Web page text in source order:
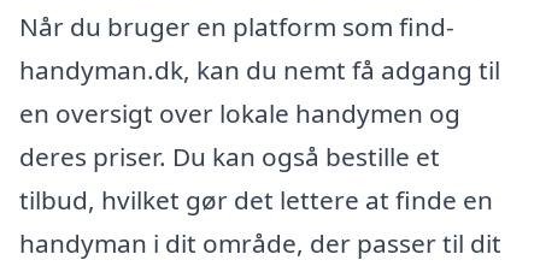
Når du bruger en platform som find-
handyman.dk, kan du nemt få adgang til
en oversigt over lokale handymen og
deres priser. Du kan også bestille et
tilbud, hvilket gør det lettere at finde en
handyman i dit område, der passer til dit